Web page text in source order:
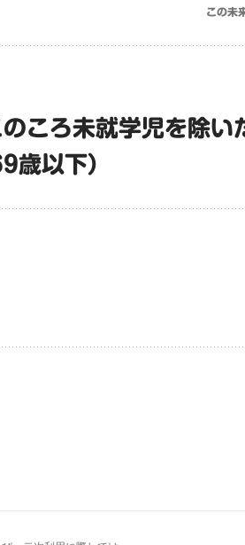
この未
ころ未就学児を除い
歳以下）